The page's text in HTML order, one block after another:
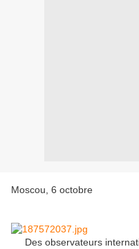
Moscou, 6 octobre
Des observateurs